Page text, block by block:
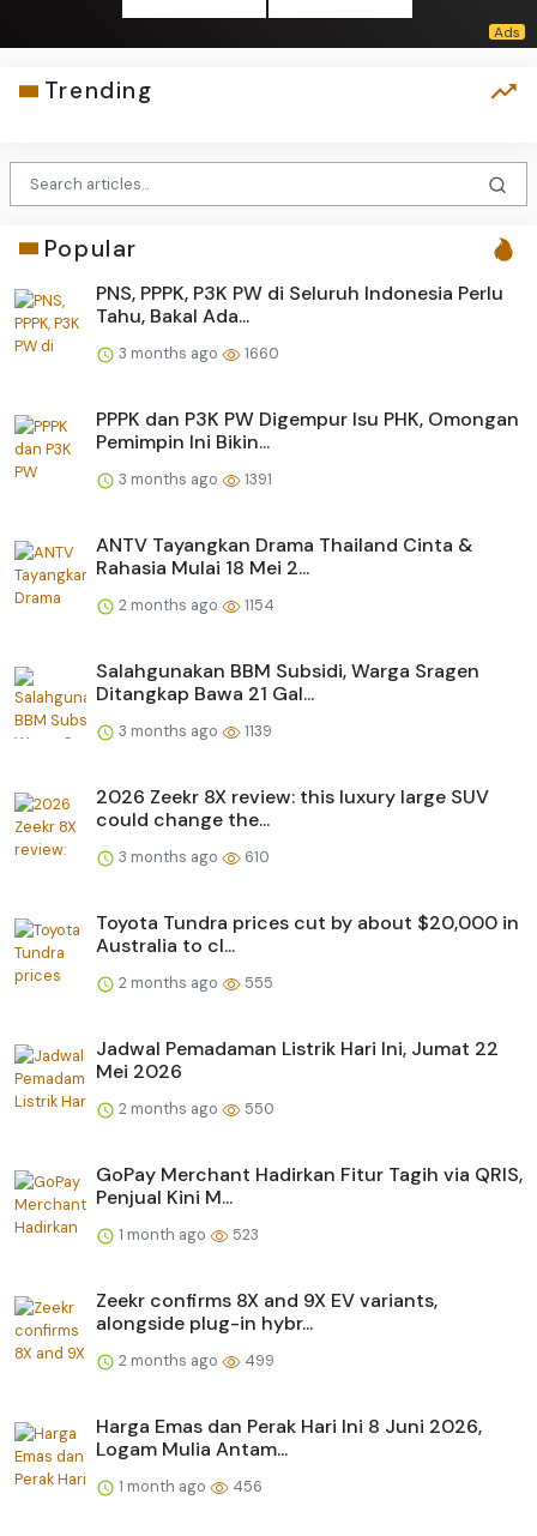
Trending
Popular
PNS, PPPK, P3K PW di Seluruh Indonesia Perlu
Tahu, Bakal Ada...
3 months ago 1660
PPPK dan P3K PW Digempur Isu PHK, Omongan
Pemimpin Ini Bikin...
3 months ago 1391
ANTV Tayangkan Drama Thailand Cinta &
Rahasia Mulai 18 Mei 2...
2 months ago 1154
Salahgunakan BBM Subsidi, Warga Sragen
Ditangkap Bawa 21 Gal...
3 months ago 1139
2026 Zeekr 8X review: this luxury large SUV
could change the...
3 months ago 610
Toyota Tundra prices cut by about $20,000 in
Australia to cl...
2 months ago 555
Jadwal Pemadaman Listrik Hari Ini, Jumat 22
Mei 2026
2 months ago 550
GoPay Merchant Hadirkan Fitur Tagih via QRIS,
Penjual Kini M...
1 month ago 523
Zeekr confirms 8X and 9X EV variants,
alongside plug-in hybr...
2 months ago 499
Harga Emas dan Perak Hari Ini 8 Juni 2026,
Logam Mulia Antam...
1 month ago 456